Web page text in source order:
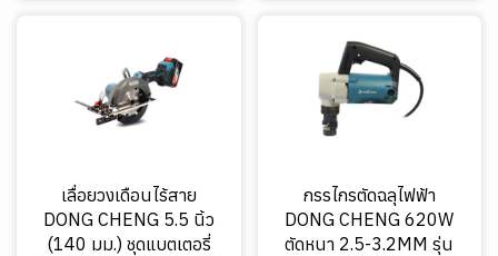
เลื่อยวงเดือนไร้สาย
DONG CHENG 5.5 นิ้ว
(140 มม.) ชุดแบตเตอรี่
กรรไกรตัดฉลุไฟฟ้า
DONG CHENG 620W
ตัดหนา 2.5-3.2MM รุ่น